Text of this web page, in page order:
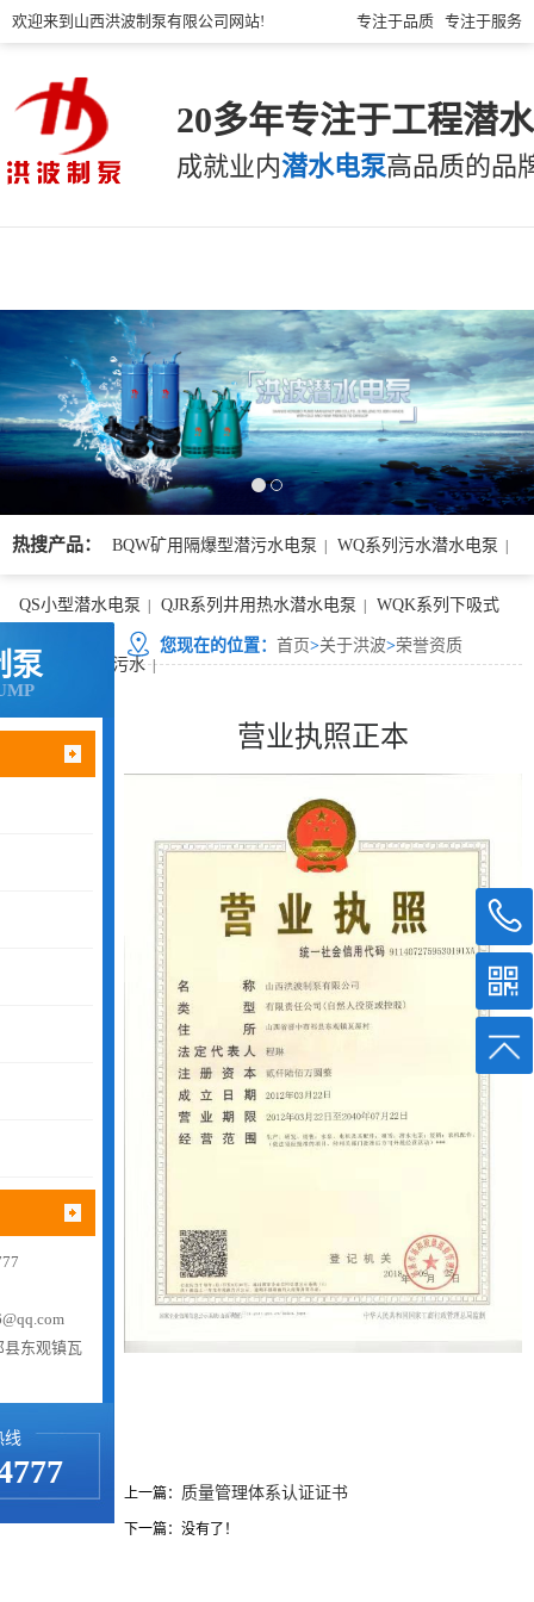
欢迎来到山西洪波制泵有限公司网站! 专注于品质 专注于服务
20多年专注于工程潜
成就业内潜水电泵高品质的品
热搜产品： BQW矿用隔爆型潜污水电泵 WQ系列污水潜水电泵
QS小型潜水电泵 QJR系列井用热水潜水电泵 WQK系列下吸式
（卧式）矿用污水
泵
东观镇瓦
线
您现在的位置：首页>关于洪波>荣誉资质
营业执照正本
上一篇： 质量管理体系认证证书
下一篇：没有了！